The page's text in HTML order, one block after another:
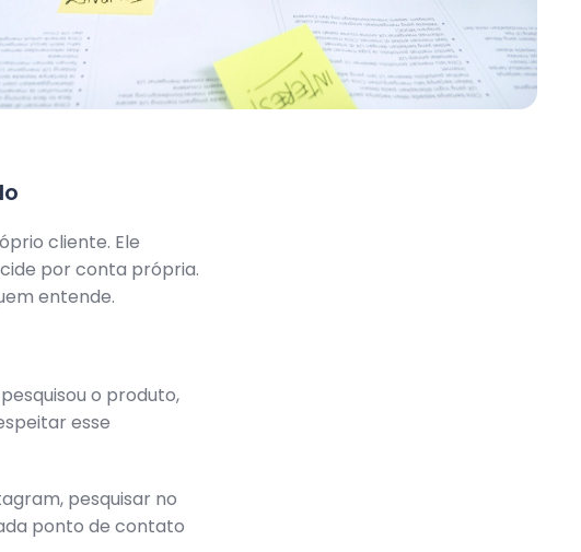
cliente. Ele
por conta própria.
entende.
o produto,
esse
pesquisar no
ponto de contato